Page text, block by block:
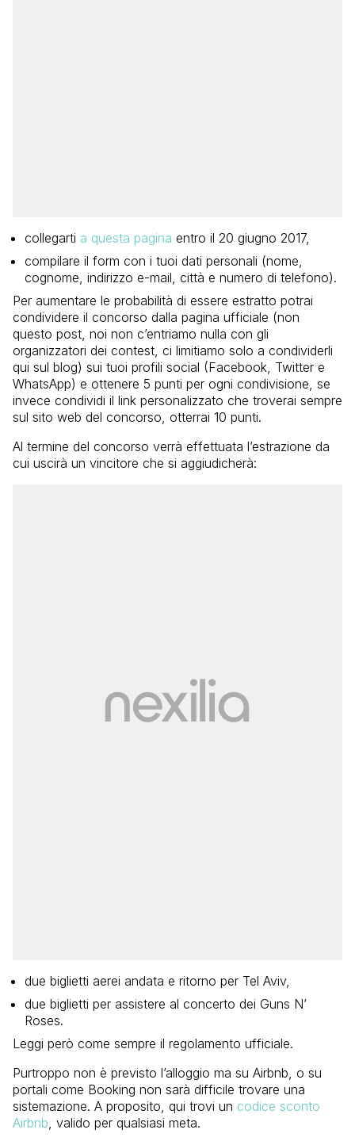
collegarti a questa pagina entro il 20 giugno 2017,
compilare il form con i tuoi dati personali (nome,
cognome, indirizzo e-mail, città e numero di telefono).
Per aumentare le probabilità di essere estratto potrai
condividere il concorso dalla pagina ufficiale (non
questo post, noi non c’entriamo nulla con gli
organizzatori dei contest, ci limitiamo solo a condividerli
qui sul blog) sui tuoi profili social (Facebook, Twitter e
WhatsApp) e ottenere 5 punti per ogni condivisione, se
invece condividi il link personalizzato che troverai sempre
sul sito web del concorso, otterrai 10 punti.
Al termine del concorso verrà effettuata l’estrazione da
cui uscirà un vincitore che si aggiudicherà:
due biglietti aerei andata e ritorno per Tel Aviv,
due biglietti per assistere al concerto dei Guns N’
Roses.
Leggi però come sempre il regolamento ufficiale.
Purtroppo non è previsto l’alloggio ma su Airbnb, o su
portali come Booking non sarà difficile trovare una
sistemazione. A proposito, qui trovi un codice sconto
Airbnb , valido per qualsiasi meta.